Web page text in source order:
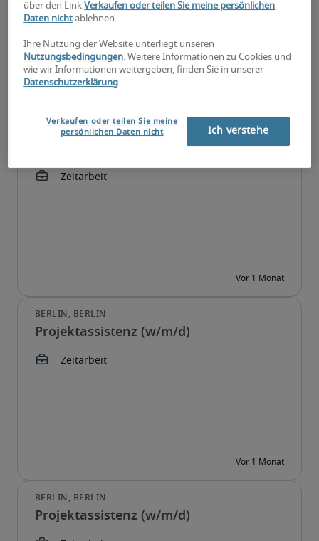
Projektassistenz (w/m/d)
Projektassistenz (w/m/d)
Projektassistenz (w/m/d)
über den LinkVerkaufen oder teilen Sie meine persönlichen
Daten nicht ablehnen.
Ihre Nutzung der Website unterliegt unseren
Nutzungsbedingungen. Weitere Informationen zu Cookies und
wie wir Informationen weitergeben, finden Sie in unserer
Datenschutzerklärung.
Verkaufen oder teilen Sie meine
persönlichen Daten nicht
Ich verstehe